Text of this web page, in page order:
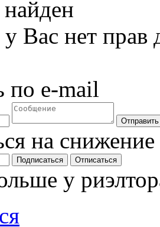
Вас нет прав
по e-mail
на
у